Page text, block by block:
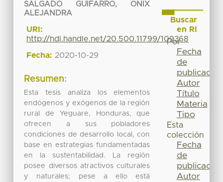
SALGADO GUIFARRO, ONIX
ALEJANDRA
URI:
http://hdl.handle.net/20.500.11799/109368
Fecha: 2020-10-29
Resumen:
Esta tesis analiza los elementos
endógenos y exógenos de la región
rural de Yeguare, Honduras, que
ofrecen a sus pobladores
condiciones de desarrollo local, con
base en estrategias fundamentadas
en la sustentabilidad. La región
posee diversos atractivos culturales
y naturales; pese a ello está
Buscar
en RI
Por
Fecha
de
publicación
Autor
Título
Materia
Tipo
Esta
colección
Fecha
de
publicación
Autor